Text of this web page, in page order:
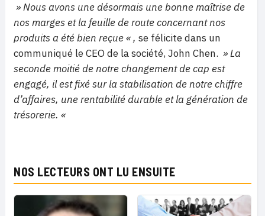
» Nous avons une désormais une bonne maîtrise de
nos marges et la feuille de route concernant nos
produits a été bien reçue « , se félicite dans un
communiqué le CEO de la société, John Chen. » La
seconde moitié de notre changement de cap est
engagé, il est fixé sur la stabilisation de notre chiffre
d’affaires, une rentabilité durable et la génération de
trésorerie. «
NOS LECTEURS ONT LU ENSUITE